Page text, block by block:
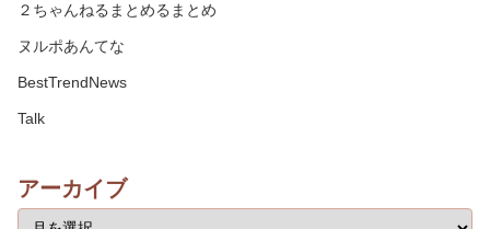
２ちゃんねるまとめるまとめ
ヌルポあんてな
BestTrendNews
Talk
アーカイブ